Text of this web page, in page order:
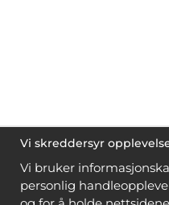
Vi skreddersyr
Vi bruker
personlig